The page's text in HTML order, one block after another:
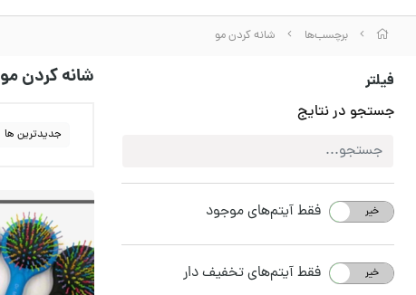
برچسب‌ها شانه کردن مو
فیلتر
جستجو در نتایج
بله خیر فقط آیتم‌های موجود
بله خیر فقط آیتم‌های تخفیف دار
شانه کردن مو
جدیدترین ها